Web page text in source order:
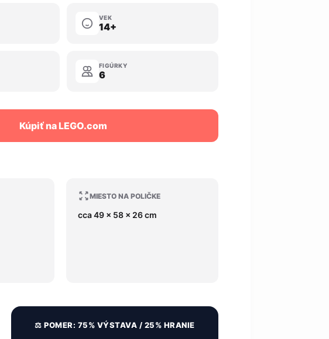
VEK
14+
FIGÚRKY
6
Kúpiť na LEGO.com
MIESTO NA POLIČKE
cca 49 x 58 x 26 cm
⚖️ POMER: 75% VÝSTAVA / 25% HRANIE